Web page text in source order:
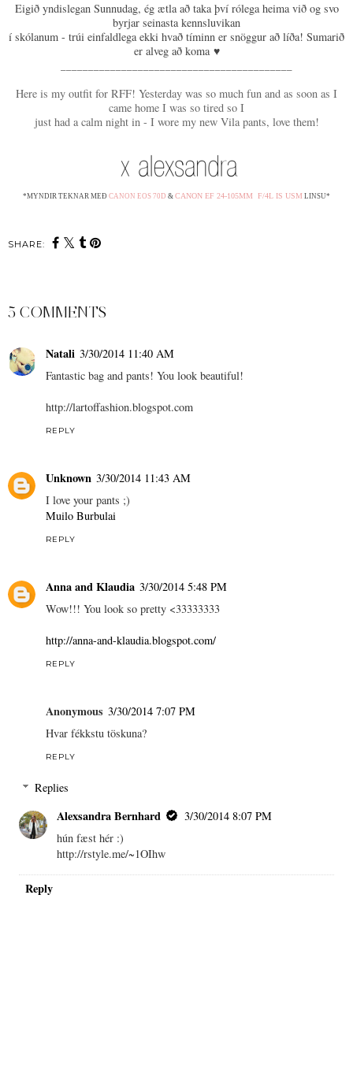
Eigið yndislegan Sunnudag, ég ætla að taka því rólega heima við og svo
byrjar seinasta kennsluvikan
í skólanum - trúi einfaldlega ekki hvað tíminn er snöggur að líða! Sumarið
er alveg að koma ♥
Here is my outfit for RFF! Yesterday was so much fun and as soon as I
came home I was so tired so I
just had a calm night in - I wore my new Vila pants, love them!
*MYNDIR TEKNAR MEÐ CANON EOS 70D & CANON EF 24-105MM F/4L IS USM LINSU*
SHARE:
5 COMMENTS
Natali 3/30/2014 11:40 AM
Fantastic bag and pants! You look beautiful!
http://lartoffashion.blogspot.com
REPLY
Unknown 3/30/2014 11:43 AM
I love your pants ;)
Muilo Burbulai
REPLY
Anna and Klaudia 3/30/2014 5:48 PM
Wow!!! You look so pretty <33333333
http://anna-and-klaudia.blogspot.com/
REPLY
Anonymous 3/30/2014 7:07 PM
Hvar fékkstu töskuna?
REPLY
Replies
Alexsandra Bernhard
3/30/2014 8:07 PM
hún fæst hér :)
http://rstyle.me/~1OIhw
Reply